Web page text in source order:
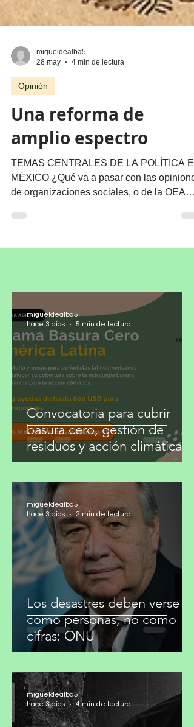
28 may
Una reforma de
amplio espectro
TEMAS CENTRALES DE LA POLÍTICA
MÉXICO ¿Qué va a pasar con las
de organizaciones sociales, o de la OEA
Constitución Política de los Estados Unidos
Mexicanos con reformas a modo para los
propósitos y conveniencias de los
de la 4T, es lo más parecido a una serie de
Netflix con varia
Convocatoria para cubrir
basura cero, gestión de
residuos y acción climática
migueldealba5
hace 3 días
5 min de lectura
Los desastres deben verse
como personas, no como
cifras: ONU
migueldealba5
hace 3 días
2 min de lectura
migueldealba5
hace 3 días
4 min de lectura